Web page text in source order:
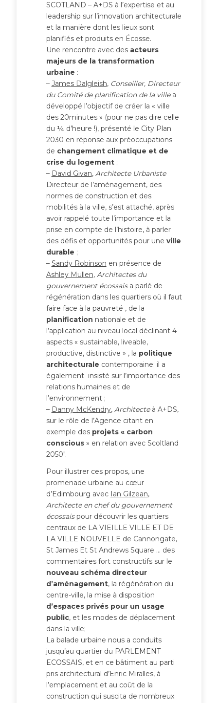
SCOTLAND – A+DS à l’expertise et au
leadership sur l’innovation architecturale
et la manière dont les lieux sont
planifiés et produits en Écosse.
Une rencontre avec des acteurs
majeurs de la transformation
urbaine :
– James Dalgleish, Conseiller, Directeur
du Comité de planification de la ville a
développé l’objectif de créer la « ville
des 20minutes » (pour ne pas dire celle
du ¼ d’heure !), présenté le City Plan
2030 en réponse aux préoccupations
de changement climatique et de
crise du logement;
– David Givan, Architecte Urbaniste
Directeur de l’aménagement, des
normes de construction et des
mobilités à la ville, s’est attaché, après
avoir rappelé toute l’importance et la
prise en compte de l’histoire, à parler
des défis et opportunités pour une ville
durable ;
– Sandy Robinson en présence de
Ashley Mullen, Architectes du
gouvernement écossais a parlé de
régénération dans les quartiers où il faut
faire face à la pauvreté , de la
planification nationale et de
l’application au niveau local déclinant 4
aspects « sustainable, liveable,
productive, distinctive » , la politique
architecturale contemporaine; il a
également insisté sur l’importance des
relations humaines et de
l’environnement ;
– Danny McKendry, Architecteà A+DS,
sur le rôle de l’Agence citant en
exemple des projets « carbon
conscious» en relation avec Scoltland
2050″.
Pour illustrer ces propos, une
promenade urbaine au cœur
d’Edimbourg avec Ian Gilzean,
Architecte en chef du gouvernement
écossaispour découvrir les quartiers
centraux de LA VIEILLE VILLE ET DE
LA VILLE NOUVELLE de Cannongate,
St James Et St Andrews Square … des
commentaires fort constructifs sur le
nouveau schéma directeur
d’aménagement, la régénération du
centre-ville, la mise à disposition
d’espaces privés pour un usage
public, et les modes de déplacement
dans la ville;
La balade urbaine nous a conduits
jusqu’au quartier du PARLEMENT
ECOSSAIS, et en ce bâtiment au parti
pris architectural d’Enric Miralles, à
l’emplacement et au coût de la
construction qui suscita de nombreux